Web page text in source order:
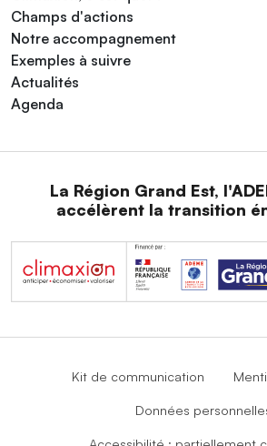
Champs d'actions
Notre accompagnement
Exemples à suivre
Actualités
Agenda
La Région Grand Est,
accélèrent la transition
Kit de communication
Données